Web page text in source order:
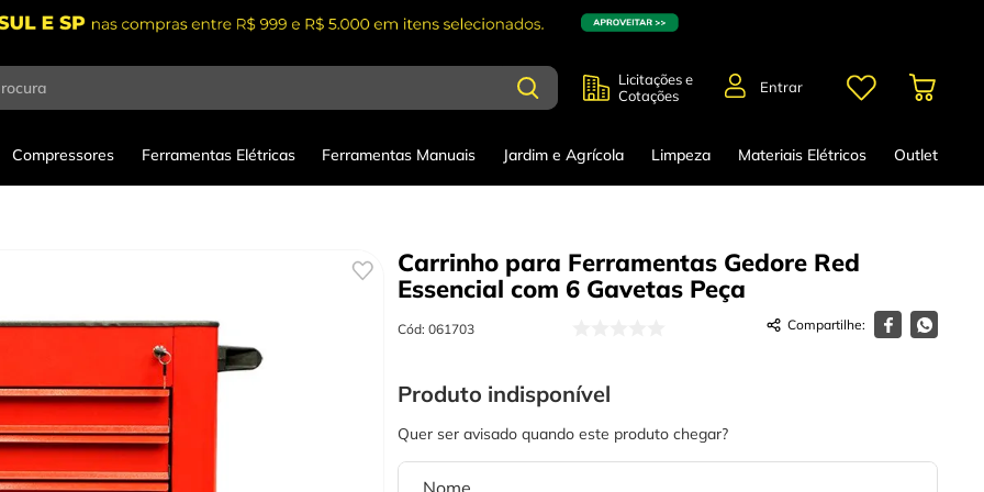
Licitações e
Cotações
Entrar
Compressores Ferramentas Elétricas Ferramentas Manuais Jardim e Agrícola Limpeza Materiais Elétricos Outlet
Carrinho para Ferramentas Gedore Red
Essencial com 6 Gavetas Peça
Cód: 061703